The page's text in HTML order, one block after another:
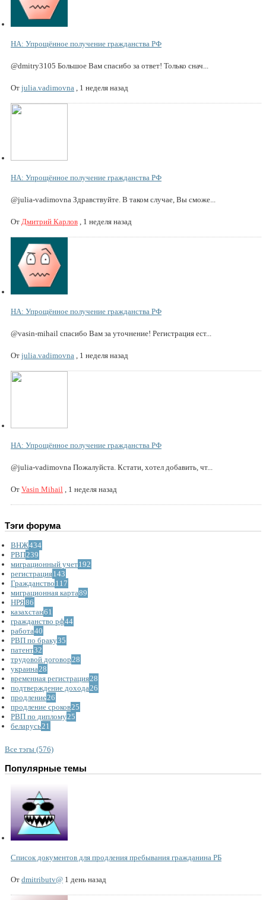
НА: Упрощённое получение гражданства РФ
@dmitry3105 Большое Вам спасибо за ответ! Только снач...
От julia.vadimovna , 1 неделя назад
НА: Упрощённое получение гражданства РФ
@julia-vadimovna Здравствуйте. В таком случае, Вы сможе...
От Дмитрий Карлов , 1 неделя назад
НА: Упрощённое получение гражданства РФ
@vasin-mihail спасибо Вам за уточнение! Регистрация ест...
От julia.vadimovna , 1 неделя назад
НА: Упрощённое получение гражданства РФ
@julia-vadimovna Пожалуйста. Кстати, хотел добавить, чт...
От Vasin Mihail , 1 неделя назад
Тэги форума
ВНЖ434
РВП239
миграционный учет192
регистрация143
Гражданство 117
миграционная карта89
НРЯ86
казахстан61
гражданство рф44
работа40
РВП по браку35
патент32
трудовой договор 28
украина 28
временная регистрация28
подтверждение дохода 26
продление26
продление сроков25
РВП по диплому25
беларусь21
Все тэгы (576)
Популярные темы
Список документов для продления пребывания гражданина РБ
От dmitributv@ 1 день назад